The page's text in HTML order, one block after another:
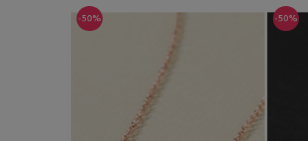
-50% -50%